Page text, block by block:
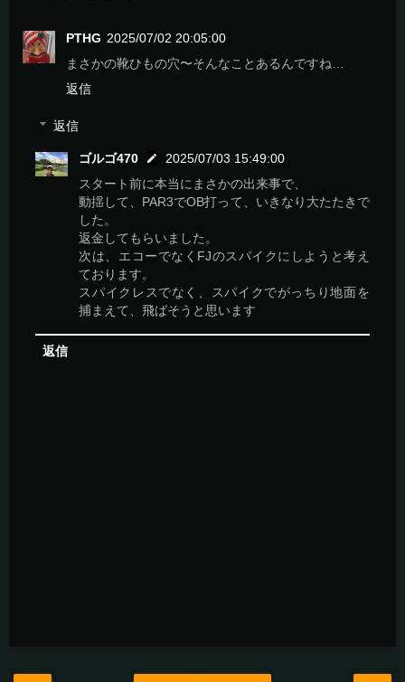
PTHG 2025/07/02 20:05:00
まさかの靴ひもの穴〜そんなことあるんですね…
返信
返信
ゴルゴ470
2025/07/03 15:49:00
スタート前に本当にまさかの出来事で、
動揺して、PAR3でOB打って、いきなり大たたきで
した。
返金してもらいました。
次は、エコーでなくFJのスパイクにしようと考え
ております。
スパイクレスでなく、スパイクでがっちり地面を
捕まえて、飛ばそうと思います
返信